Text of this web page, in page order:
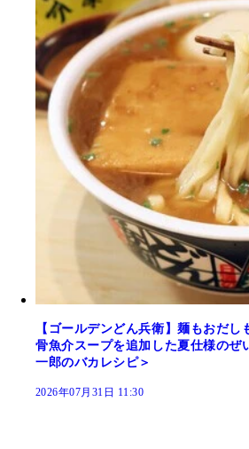
【ゴールデンどん兵衛】麺もおだ
骨魚介スープを追加した夏仕様のぜ
一郎のバカレシピ＞
2026年07月31日 11:30